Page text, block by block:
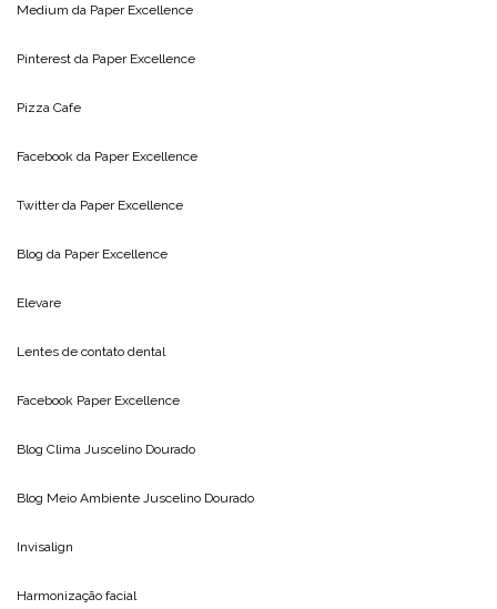
Medium da Paper Excellence
Pinterest da Paper Excellence
Pizza Cafe
Facebook da Paper Excellence
Twitter da Paper Excellence
Blog da Paper Excellence
Elevare
Lentes de contato dental
Facebook Paper Excellence
Blog Clima Juscelino Dourado
Blog Meio Ambiente Juscelino Dourado
Invisalign
Harmonização facial